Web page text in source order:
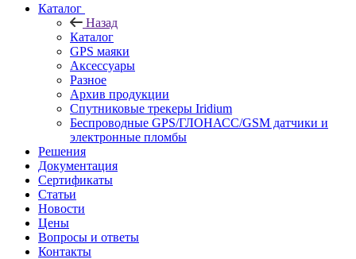
Каталог
Назад
Каталог
GPS маяки
Аксессуары
Разное
Архив продукции
Спутниковые трекеры Iridium
Беспроводные GPS/ГЛОНАСС/GSM датчики и
электронные пломбы
Решения
Документация
Сертификаты
Статьи
Новости
Цены
Вопросы и ответы
Контакты